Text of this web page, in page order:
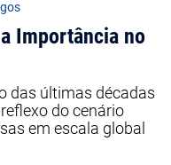
Importância no
das últimas décadas
do cenário
em escala global